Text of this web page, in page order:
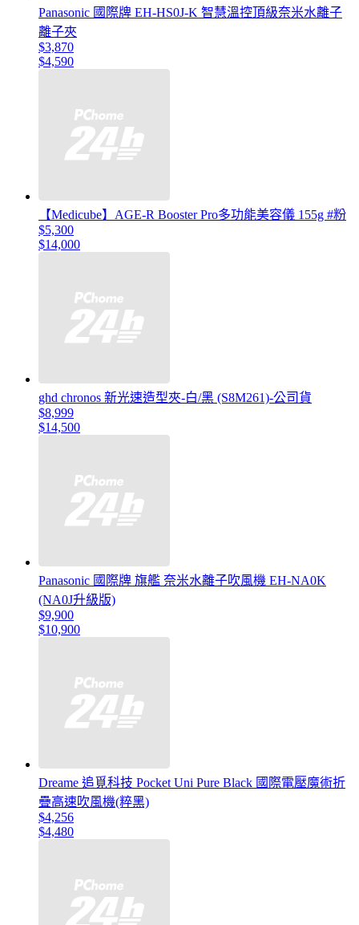
Panasonic 國際牌 EH-HS0J-K 智慧溫控頂級奈米水離子
離子夾
$3,870
$4,590
【Medicube】AGE-R Booster Pro多功能美容儀 155g #粉
$5,300
$14,000
ghd chronos 新光速造型夾-白/黑 (S8M261)-公司貨
$8,999
$14,500
Panasonic 國際牌 旗艦 奈米水離子吹風機 EH-NA0K
(NA0J升級版)
$9,900
$10,900
Dreame 追覓科技 Pocket Uni Pure Black 國際電壓魔術折
疊高速吹風機(粹黑)
$4,256
$4,480